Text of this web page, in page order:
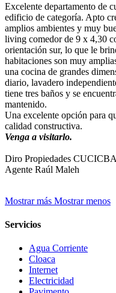
Excelente departamento de
edificio de categoría. Apto
amplios ambientes y muy
living comedor de 9 x 4,30
orientación sur, lo que le
habitaciones son muy
una cocina de grandes
diario, lavadero
tiene tres baños y se
mantenido.
Una excelente opción para
calidad constructiva.
Venga a visitarlo.
Diro Propiedades
Agente Raúl Maleh
Mostrar más Mostrar menos
Servicios
Agua Corriente
Cloaca
Internet
Electricidad